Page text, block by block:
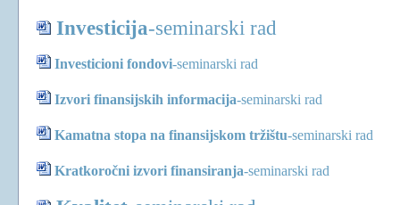
Investicija-seminarski rad
Investicioni fondovi-seminarski rad
Izvori finansijskih informacija-seminarski rad
Kamatna stopa na finansijskom tržištu-seminarski rad
Kratkoročni izvori finansiranja-seminarski rad